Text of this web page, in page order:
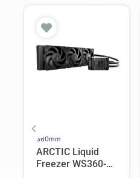
360mm
ARCTIC Liquid
Freezer WS360-